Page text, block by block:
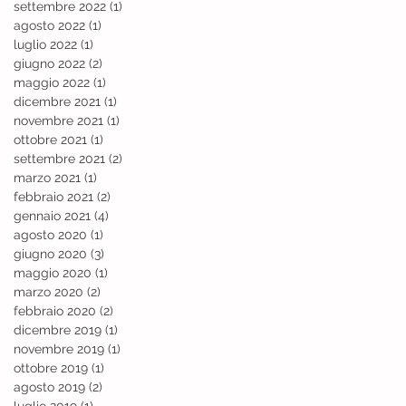
settembre 2022 (1)
agosto 2022 (1)
luglio 2022 (1)
giugno 2022 (2)
maggio 2022 (1)
dicembre 2021 (1)
novembre 2021 (1)
ottobre 2021 (1)
settembre 2021 (2)
marzo 2021 (1)
febbraio 2021 (2)
gennaio 2021 (4)
agosto 2020 (1)
giugno 2020 (3)
maggio 2020 (1)
marzo 2020 (2)
febbraio 2020 (2)
dicembre 2019 (1)
novembre 2019 (1)
ottobre 2019 (1)
agosto 2019 (2)